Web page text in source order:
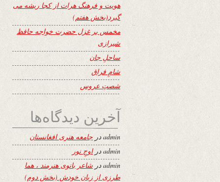
هویت و فرهنگ هرات از کجا ریشه می
گیرد(بخش هفتم)
مخمس بر غزل حضرت خواجه حافظ
شیرازی
ساحلِ جان
شامِ فراق
شصتِ عروس
آخرین دیدگاه‌ها
adminدر جامعه هنری افغانستان
adminدراوجِ نور
adminدر شاعر بانوی هنرمند ، هما
طرزی از زبان خودش (بخش دوم)